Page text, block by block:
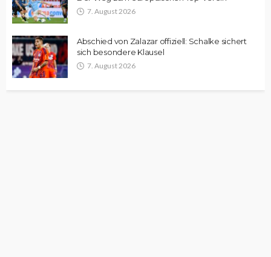
7. August 2026
Abschied von Zalazar offiziell: Schalke sichert
sich besondere Klausel
7. August 2026